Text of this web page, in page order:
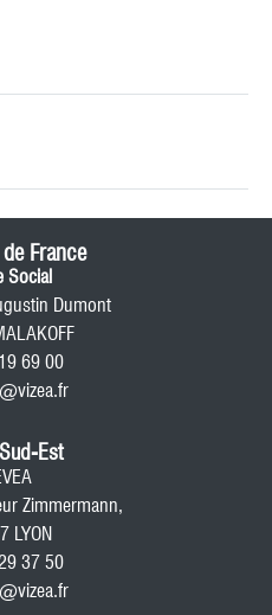
France
Social
Dumont
69 00
Est
Zimmermann,
LYON
37 50